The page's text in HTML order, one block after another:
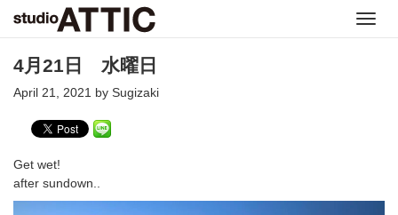
4月21日 水曜日
April 21, 2021 by Sugizaki
Get wet!
after sundown..